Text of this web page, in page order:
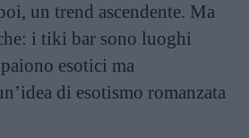
un trend ascendente. Ma
i tiki bar sono luoghi
esotici ma
di esotismo romanzata